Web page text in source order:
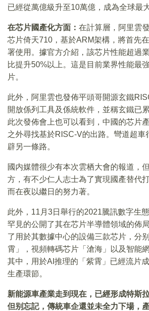
已經從萬億級升至10萬億，成為全球最
在芯片國產化方面： 在計算層，阿里雲
芯片倚天710，基於ARM架構，將首先
署使用。據官方介紹，該芯片性能超過
比提升50%以上。這是目前業界性能最
片。
此外，阿里雲也發佈平頭哥開源玄鐵
開放係列工具及係統軟件，並稱玄鐵已
此次發佈會上也可以看到，中國的芯片
之外尋找基於RISC-V的出路。彎道超車
辟另一條路。
國内媒體很少有本次雲栖大會的報道，
方，有不少仁人志士為了實現國產替代
而在夜以繼日的努力著。
此外，11月3日舉行的2021騰訊數字生
罕見的公開了其在芯片半導體領域的佈
了用於其數據中心的設備三款芯片，分
霄」，視頻轉碼芯片「滄海」以及智能
其中，用於AI推理的「紫霄」已經流片
生產環節。
新能源車產業走到現在，已經形成特斯
但别忘記，傳統車企還並未全力下場，